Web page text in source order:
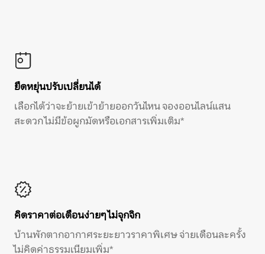
ยืดหยุ่นปรับเปลี่ยนได้
เลือกได้ว่าจะย้ายเข้าย้ายออกวันไหน จองออนไลน์แสน
สะดวก ไม่มีข้อผูกมัดหรือเอกสารเพิ่มเติม*
คิดราคาต่อเดือนง่ายๆ ไม่จุกจิก
บ้านพักตากอากาศระยะยาวราคาพิเศษ จ่ายเดือนละครั้ง
ไม่คิดค่าธรรมเนียมเพิ่ม*